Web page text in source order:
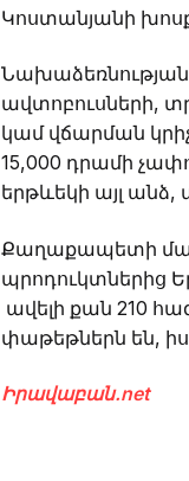
Կոստանյանի
ավտոբուսների,
կամ վճարման
15,000 դրամի
երթևեկի այլ անձ,
Քաղաքապետի
պրոդուկտներից
ավելի քան 210
փաթեթներն են,
Իրավաբան.net